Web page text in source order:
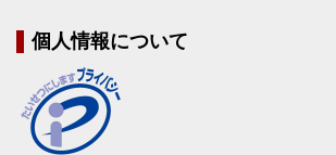
個人情報について